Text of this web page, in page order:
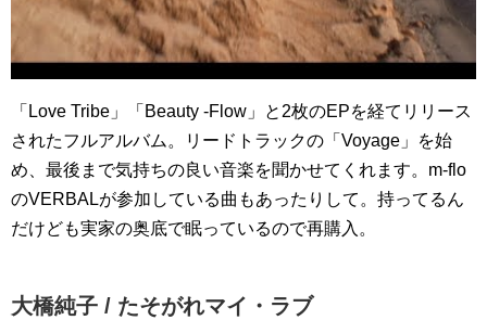
「Love Tribe」「Beauty -Flow」と2枚のEPを経てリリース
されたフルアルバム。リードトラックの「Voyage」を始
め、最後まで気持ちの良い音楽を聞かせてくれます。m-flo
のVERBALが参加している曲もあったりして。持ってるん
だけども実家の奥底で眠っているので再購入。
大橋純子 / たそがれマイ・ラブ